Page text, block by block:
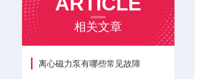
相关文章
离心磁力泵有哪些常见故障